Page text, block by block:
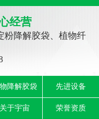
经营
粉降解胶袋、植物纤
降解胶袋 先进设备
关于宇宙 荣誉资质